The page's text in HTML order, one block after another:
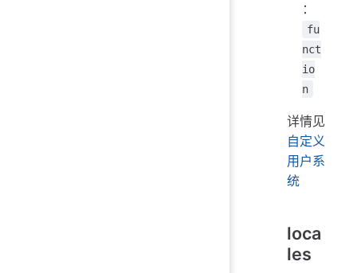
：
fu
nct
io
n
详情见
自定义
用户系
统
loca
les